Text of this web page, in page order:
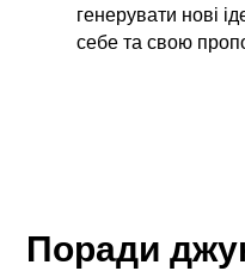
генерувати нові
себе та свою
Поради